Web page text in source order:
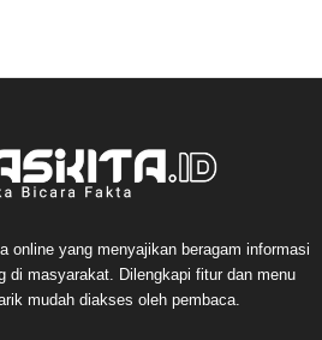
online yang menyajikan beragam informasi
di masyarakat. Dilengkapi fitur dan menu
mudah diakses oleh pembaca.